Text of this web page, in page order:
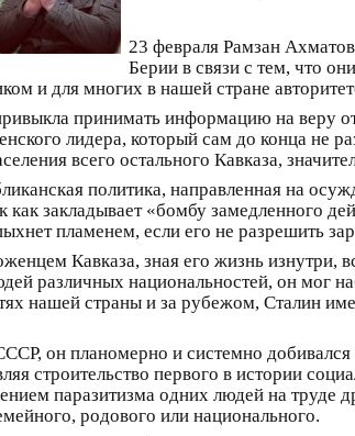
23 февраля Рамзан
Берии в связи с тем, что
и для многих в нашей стране
принимать информацию на веру
лидера, который сам до конца не
всего остального Кавказа,
политика, направленная на
как закладывает «бомбу замедленного
пламенем, если его не разрешить
Кавказа, зная его жизнь изнутри,
различных национальностей, он мог
нашей страны и за рубежом, Сталин
он планомерно и системно
строительство первого в истории
паразитизма одних людей на труде
родового или национального.